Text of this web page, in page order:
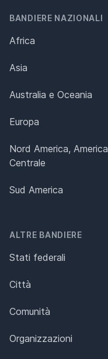
BANDIERE NAZIONALI
Africa
Asia
Australia e Oceania
Europa
Nord America, America
Centrale
Sud America
ALTRE BANDIERE
Stati federali
Città
Comunità
Organizzazioni